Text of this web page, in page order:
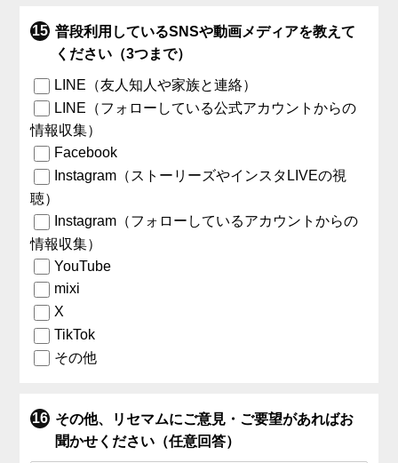
普段利用しているSNSや動画メディアを教えて
ください（3つまで）
LINE（友人知人や家族と連絡）
LINE（フォローしている公式アカウントからの
情報収集）
Facebook
Instagram（ストーリーズやインスタLIVEの視
聴）
Instagram（フォローしているアカウントからの
情報収集）
YouTube
mixi
X
TikTok
その他
その他、リセマムにご意見・ご要望があればお
聞かせください（任意回答）